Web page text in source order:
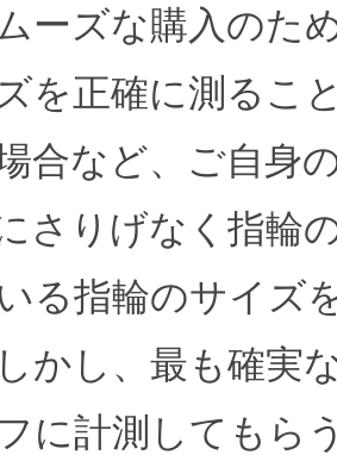
ーズな購入のた
を正確に測るこ
合など、ご自身
さりげなく指輪
る指輪のサイズ
かし、最も確実
に計測してもら